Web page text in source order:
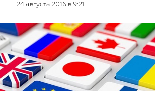
24 августа 2016 в 9:21